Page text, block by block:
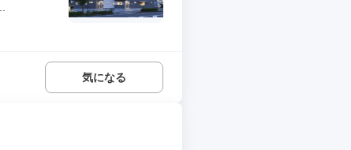
気になる